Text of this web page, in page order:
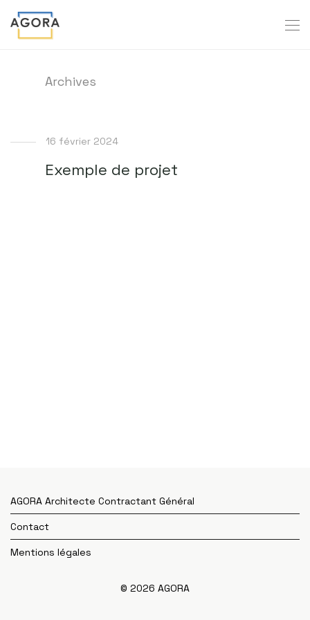
Archives
16 février 2024
Exemple de projet
AGORA Architecte Contractant Général
Contact
Mentions légales
© 2026 AGORA